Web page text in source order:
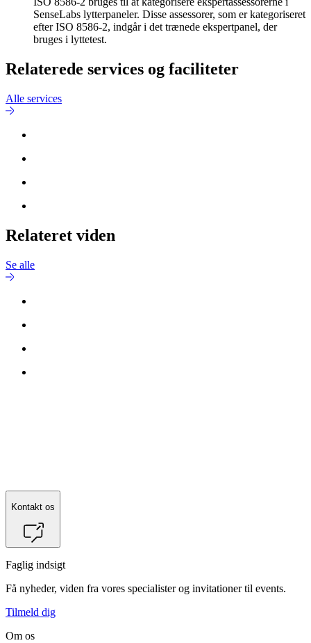
SenseLabs lytterpaneler. Disse assessorer, som er kategoriseret
efter ISO 8586-2, indgår i det trænede ekspertpanel, der
bruges i lyttetest.
Relaterede services og faciliteter
Alle services
Relateret viden
Se alle
Kontakt os
Faglig indsigt
Få nyheder, viden fra vores specialister og invitationer til events.
Tilmeld dig
Om os